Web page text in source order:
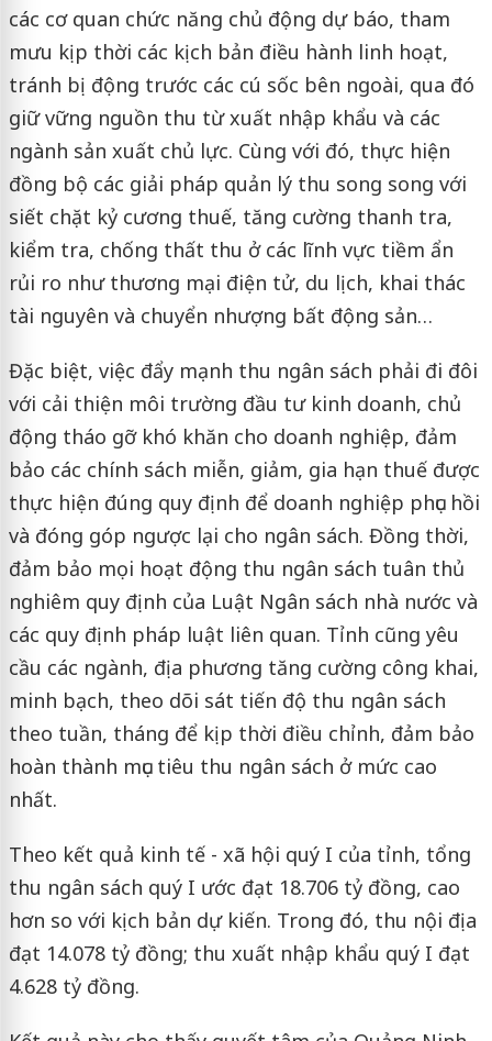
các cơ quan chức năng chủ động dự báo, tham
mưu kịp thời các kịch bản điều hành linh hoạt,
tránh bị động trước các cú sốc bên ngoài, qua đó
giữ vững nguồn thu từ xuất nhập khẩu và các
ngành sản xuất chủ lực. Cùng với đó, thực hiện
đồng bộ các giải pháp quản lý thu song song với
siết chặt kỷ cương thuế, tăng cường thanh tra,
kiểm tra, chống thất thu ở các lĩnh vực tiềm ẩn
rủi ro như thương mại điện tử, du lịch, khai thác
tài nguyên và chuyển nhượng bất động sản…
Đặc biệt, việc đẩy mạnh thu ngân sách phải đi đôi
với cải thiện môi trường đầu tư kinh doanh, chủ
động tháo gỡ khó khăn cho doanh nghiệp, đảm
bảo các chính sách miễn, giảm, gia hạn thuế được
thực hiện đúng quy định để doanh nghiệp phục hồi
và đóng góp ngược lại cho ngân sách. Đồng thời,
đảm bảo mọi hoạt động thu ngân sách tuân thủ
nghiêm quy định của Luật Ngân sách nhà nước và
các quy định pháp luật liên quan. Tỉnh cũng yêu
cầu các ngành, địa phương tăng cường công khai,
minh bạch, theo dõi sát tiến độ thu ngân sách
theo tuần, tháng để kịp thời điều chỉnh, đảm bảo
hoàn thành mục tiêu thu ngân sách ở mức cao
nhất.
Theo kết quả kinh tế - xã hội quý I của tỉnh, tổng
thu ngân sách quý I ước đạt 18.706 tỷ đồng, cao
hơn so với kịch bản dự kiến. Trong đó, thu nội địa
đạt 14.078 tỷ đồng; thu xuất nhập khẩu quý I đạt
4.628 tỷ đồng.